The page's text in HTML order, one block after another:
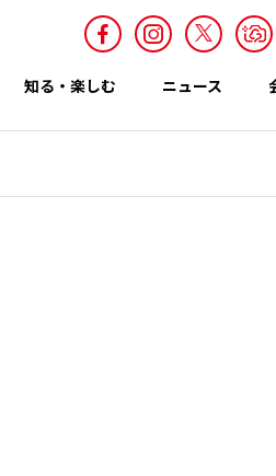
知る・楽しむ ニュース